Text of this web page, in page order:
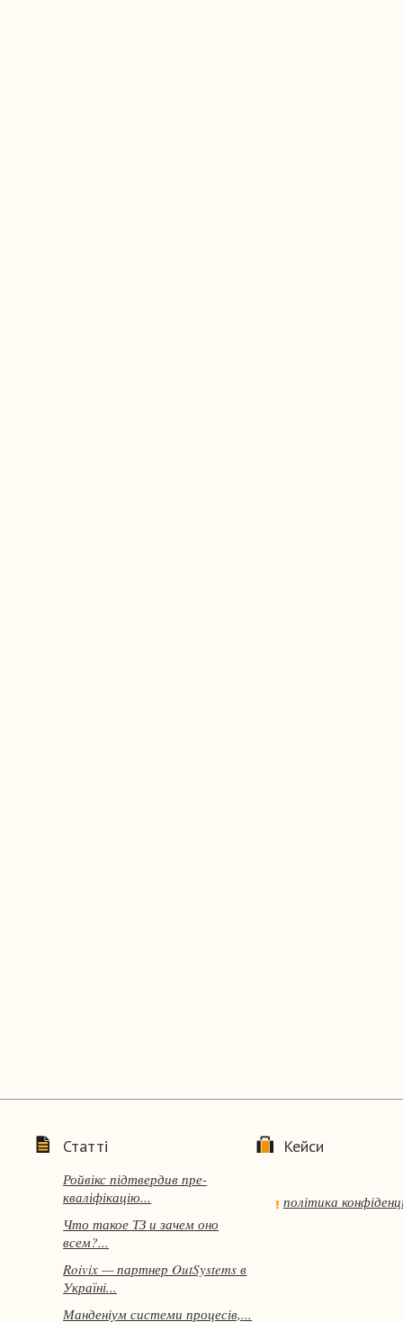
Статті
Ройвікс підтвердив пре-
кваліфікацію...
Что такое ТЗ и зачем оно
всем?...
Roivix — партнер OutSystems в
Україні...
Манденіум системи процесів,...
Кейси
політика